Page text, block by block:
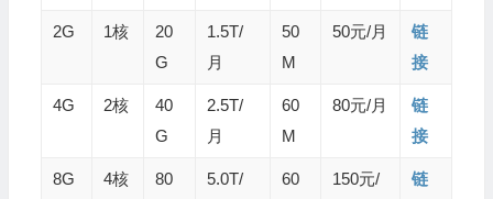
2G 1核
20
G
1.5T/
月
50
M
50元/月
链
接
4G 2核
40
G
2.5T/
月
60
M
80元/月
链
接
8G 4核
80
5.0T/
60
150元/
链